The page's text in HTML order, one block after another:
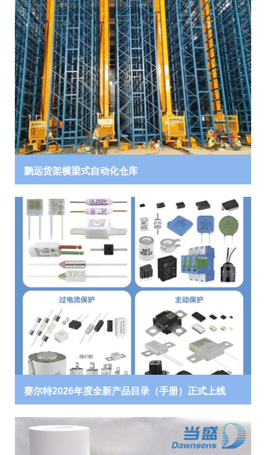
鹏远货架横梁式自动化仓库
赛尔特2026年度全新产品目录（手册）正式上线
了解详情